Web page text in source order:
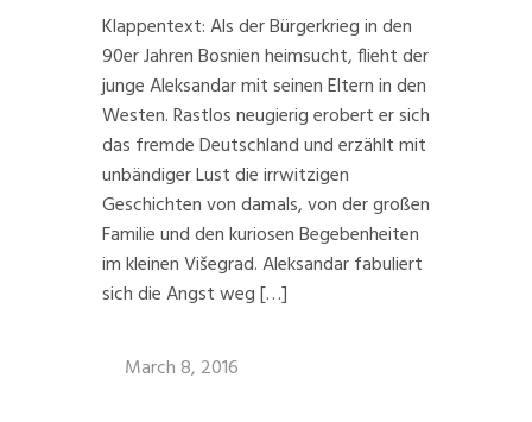
Klappentext: Als der Bürgerkrieg in den
90er Jahren Bosnien heimsucht, flieht der
junge Aleksandar mit seinen Eltern in den
Westen. Rastlos neugierig erobert er sich
das fremde Deutschland und erzählt mit
unbändiger Lust die irrwitzigen
Geschichten von damals, von der großen
Familie und den kuriosen Begebenheiten
im kleinen Višegrad. Aleksandar fabuliert
sich die Angst weg […]
March 8, 2016